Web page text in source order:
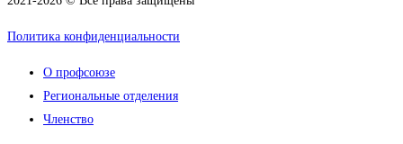
Политика конфиденциальности
О профсоюзе
Региональные отделения
Членство